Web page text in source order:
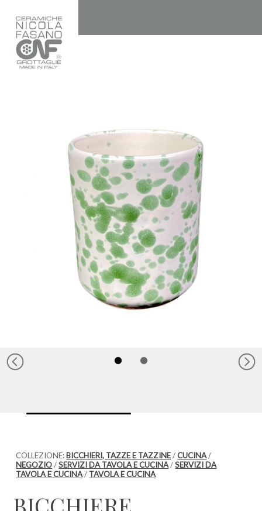
COLLEZIONE: BICCHIERI, TAZZE E TAZZINE/CUCINA/
NEGOZIO/SERVIZI DA TAVOLA E CUCINA/SERVIZI DA
TAVOLA E CUCINA/ TAVOLA E CUCINA